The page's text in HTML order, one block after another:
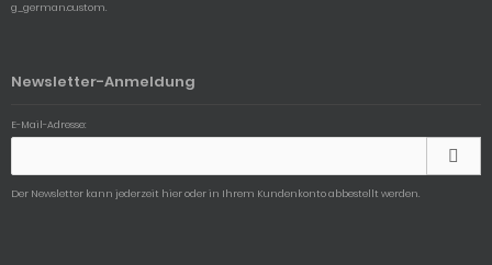
g_german.custom.
Newsletter-Anmeldung
E-Mail-Adresse:
Der Newsletter kann jederzeit hier oder in Ihrem Kundenkonto abbestellt werden.